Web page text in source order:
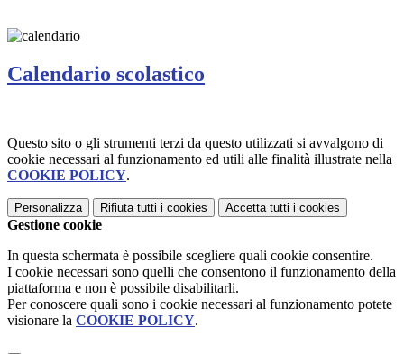
Calendario scolastico
Questo sito o gli strumenti terzi da questo utilizzati si avvalgono di
cookie necessari al funzionamento ed utili alle finalità illustrate nella
COOKIE POLICY.
Personalizza Rifiuta tutti i cookies Accetta tutti i cookies
Gestione cookie
In questa schermata è possibile scegliere quali cookie consentire.
I cookie necessari sono quelli che consentono il funzionamento della
piattaforma e non è possibile disabilitarli.
Per conoscere quali sono i cookie necessari al funzionamento potete
visionare la COOKIE POLICY.